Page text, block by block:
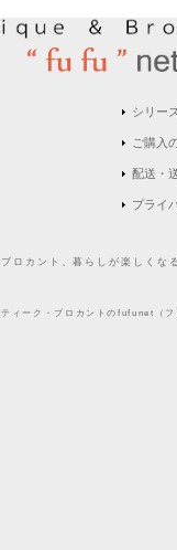
シリー
ご購入
配送・
プライ
カント、暮らしが楽しく
ティーク・ブロカントのfufunet（フ